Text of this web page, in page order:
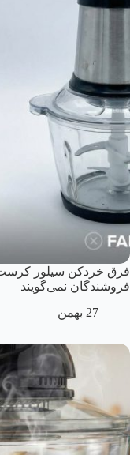
فروشندگان نمی‌گویند
27 بهمن